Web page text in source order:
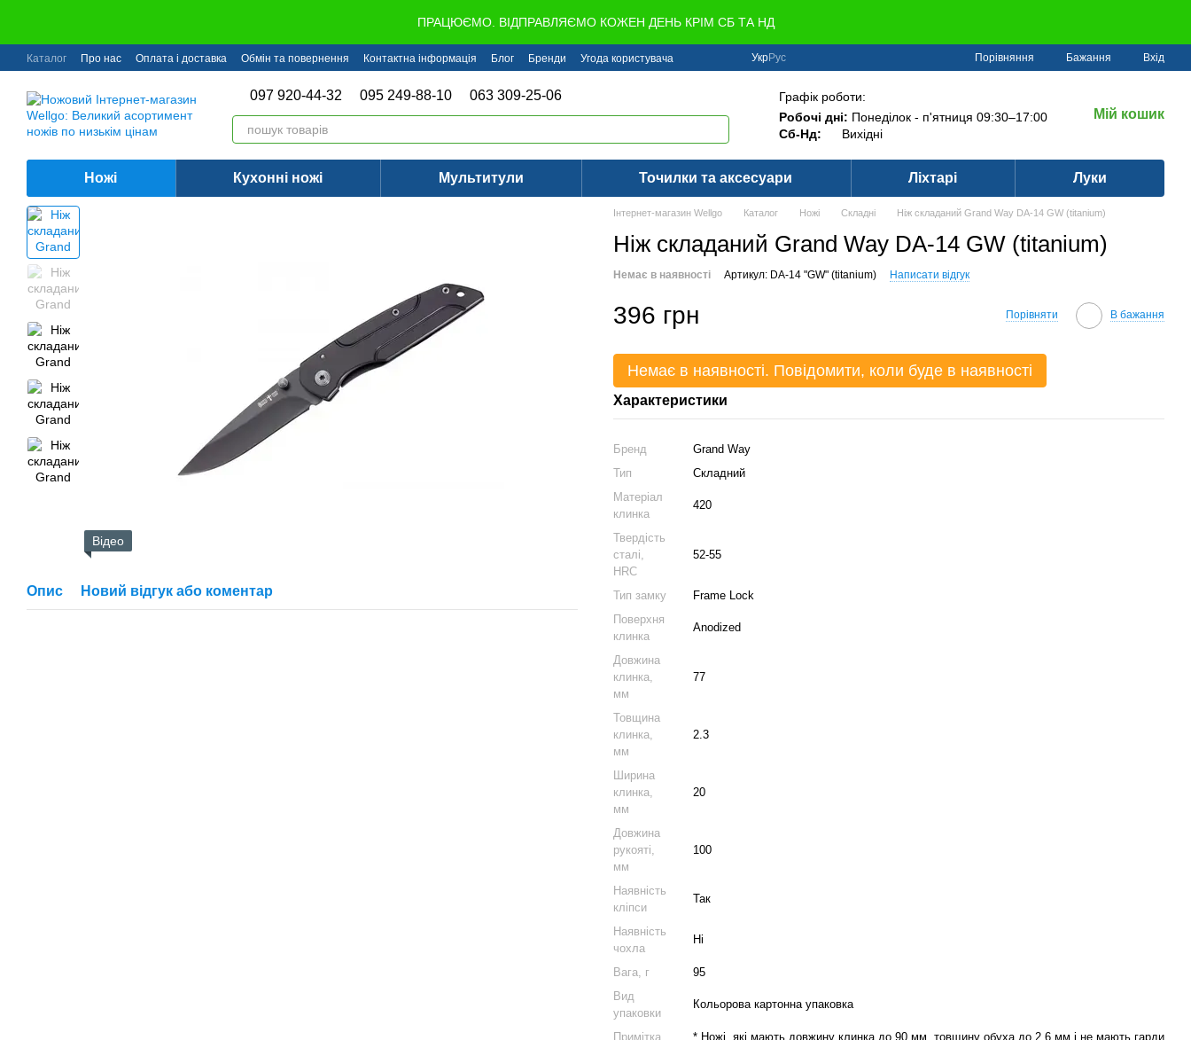
ПРАЦЮЄМО. ВІДПРАВЛЯЄМО КОЖЕН ДЕНЬ КРІМ СБ ТА НД
Каталог Про нас Оплата і доставка Обмін та повернення Контактна інформація Блог Бренди Угода користувача УкрРус Порівняння Бажання Вхід
097 920-44-32 095 249-88-10 063 309-25-06
Графік роботи:
Робочі дні: Понеділок - п'ятниця 09:30–17:00
Сб-Нд:
Вихідні
Мій кошик
Ножі Кухонні ножі Мультитули Точилки та аксесуари Ліхтарі Луки
Відео
Опис Новий відгук або коментар
Інтернет-магазин Wellgo Каталог Ножі Складні Ніж складаний Grand Way DA-14 GW (titanium)
Ніж складаний Grand Way DA-14 GW (titanium)
Немає в наявності Артикул: DA-14 "GW" (titanium) Написати відгук
396 грн Порівняти В бажання
Немає в наявності. Повідомити, коли буде в наявності
Характеристики
Бренд
Grand Way
Тип
Складний
Матеріал
клинка
420
Твердість
сталі,
HRC
52-55
Тип замку
Frame Lock
Поверхня
клинка
Anodized
Довжина
клинка,
мм
77
Товщина
клинка,
мм
2.3
Ширина
клинка,
мм
20
Довжина
рукояті,
мм
100
Наявність
кліпси
Так
Наявність
чохла
Ні
Вага, г
95
Вид
упаковки
Кольорова картонна упаковка
Примітка
* Ножі, які мають довжину клинка до 90 мм, товщину обуха до 2.6 мм і не мають гарди